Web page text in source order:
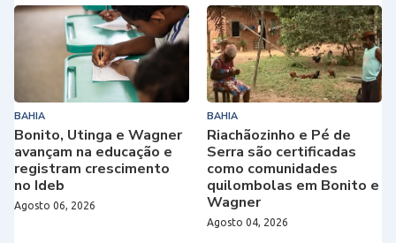
BAHIA
Bonito, Utinga e Wagner
avançam na educação e
registram crescimento
no Ideb
Agosto 06, 2026
BAHIA
Riachãozinho e Pé de
Serra são certificadas
como comunidades
quilombolas em Bonito e
Wagner
Agosto 04, 2026